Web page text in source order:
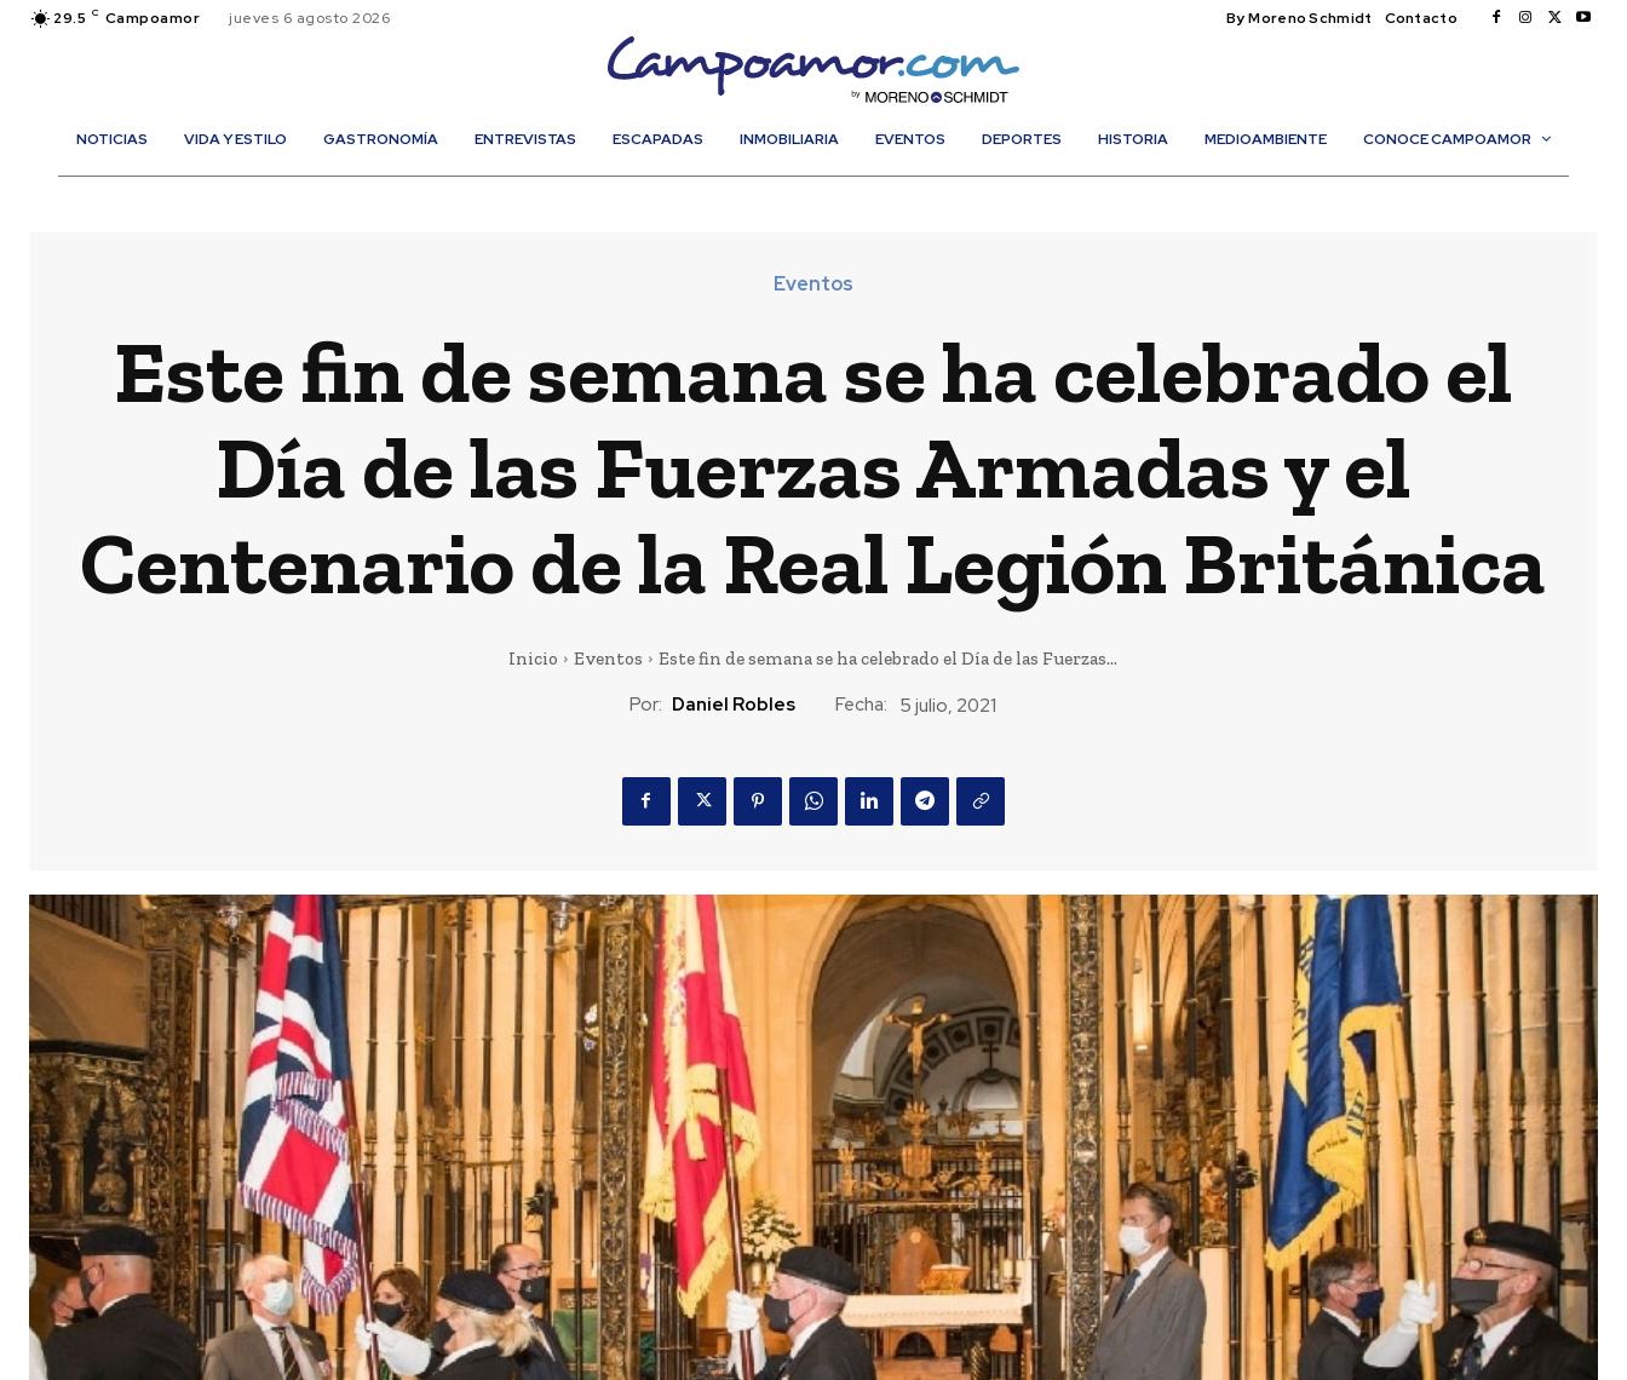
29.5 C Campoamor jueves 6 agosto 2026 By Moreno Schmidt Contacto
NOTICIAS VIDA Y ESTILO GASTRONOMÍA ENTREVISTAS ESCAPADAS INMOBILIARIA EVENTOS DEPORTES HISTORIA MEDIOAMBIENTE CONOCE CAMPOAMOR
Eventos
Este fin de semana se ha celebrado el
Día de las Fuerzas Armadas y el
Centenario de la Real Legión Británica
Inicio Eventos Este fin de semana se ha celebrado el Día de las Fuerzas...
Por: Daniel Robles Fecha: 5 julio, 2021